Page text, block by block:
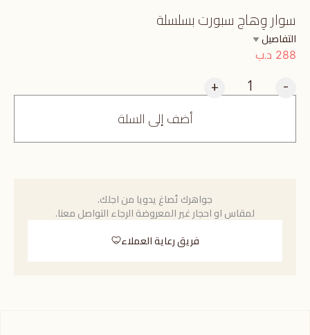
سوار وِهاج سبورت بسلسلة
التفاصيل
288 د.ب
-
+
أضف إلى السلة
جواهرك تُصاغ يدويا من اجلك.
لمقاس او احجار غير المعروضة الرجاء التواصل معنا.
فريق رعاية العملاء